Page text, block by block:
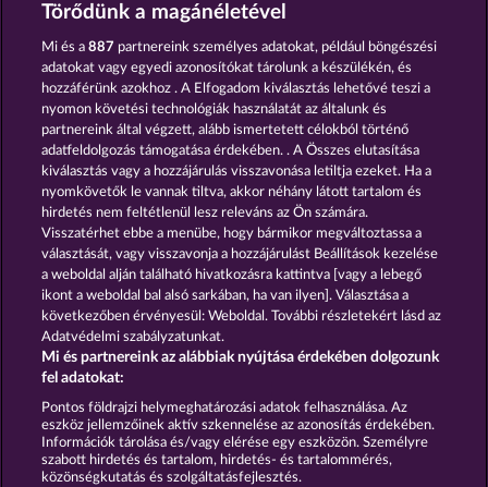
DUCK SHOOTER MAJESTIC KING
SAVANNA MOON GOLDEN EI OF MOORHUHN
Részvételi feltételek
Adatkezelési tájékoztató Impresszum
A cég GYIK
Törődünk a magánéletével
Mi és a887 partnereink személyes adatokat, például böngészési
adatokat vagy egyedi azonosítókat tárolunk a készülékén, és
hozzáférünk azokhoz . A Elfogadom kiválasztás lehetővé teszi a
nyomon követési technológiák használatát az általunk és
partnereink által végzett, alább ismertetett célokból történő
adatfeldolgozás támogatása érdekében. . A Összes elutasítása
kiválasztás vagy a hozzájárulás visszavonása letiltja ezeket. Ha a
nyomkövetők le vannak tiltva, akkor néhány látott tartalom és
hirdetés nem feltétlenül lesz releváns az Ön számára.
Visszatérhet ebbe a menübe, hogy bármikor megváltoztassa a
választását, vagy visszavonja a hozzájárulást Beállítások kezelése
a weboldal alján található hivatkozásra kattintva [vagy a lebegő
ikont a weboldal bal alsó sarkában, ha van ilyen]. Választása a
következőben érvényesül: Weboldal. További részletekért lásd az
Adatvédelmi szabályzatunkat.
Mi és partnereink az alábbiak nyújtása érdekében dolgozunk
fel adatokat:
Pontos földrajzi helymeghatározási adatok felhasználása. Az
eszköz jellemzőinek aktív szkennelése az azonosítás érdekében.
Információk tárolása és/vagy elérése egy eszközön. Személyre
szabott hirdetés és tartalom, hirdetés- és tartalommérés,
közönségkutatás és szolgáltatásfejlesztés.